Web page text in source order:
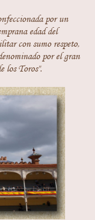
por un
edad del
con sumo respeto,
por el gran
los Toros".